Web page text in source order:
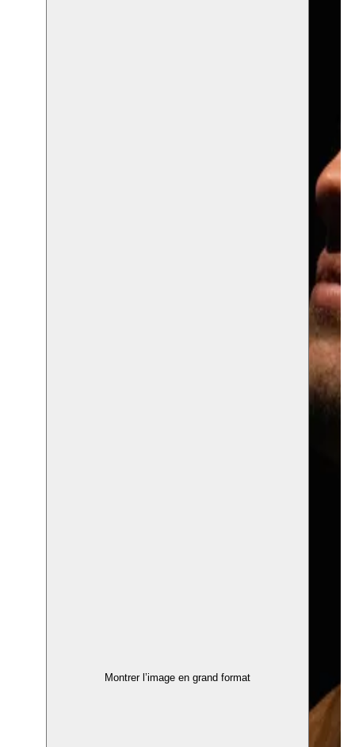
Montrer l’image en grand format